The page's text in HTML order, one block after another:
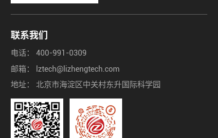
联系我们
电话：
400-991-0309
邮箱：
lztech@lizhengtech.com
地址：
北京市海淀区中关村东升国际科学园